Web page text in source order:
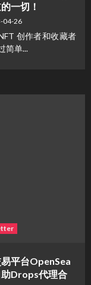
一切！
04-26
创作者和收藏者
简单...
平台OpenSea
助Drops代理合